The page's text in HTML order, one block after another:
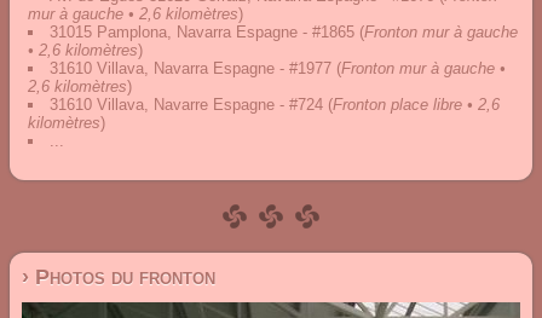
mur à gauche • 2,6 kilomètres)
31015 Pamplona, Navarra Espagne - #1865 (Fronton mur à gauche
• 2,6 kilomètres)
31610 Villava, Navarra Espagne - #1977 (Fronton mur à gauche •
2,6 kilomètres)
31610 Villava, Navarre Espagne - #724 (Fronton place libre • 2,6
kilomètres)
...
› Photos du fronton